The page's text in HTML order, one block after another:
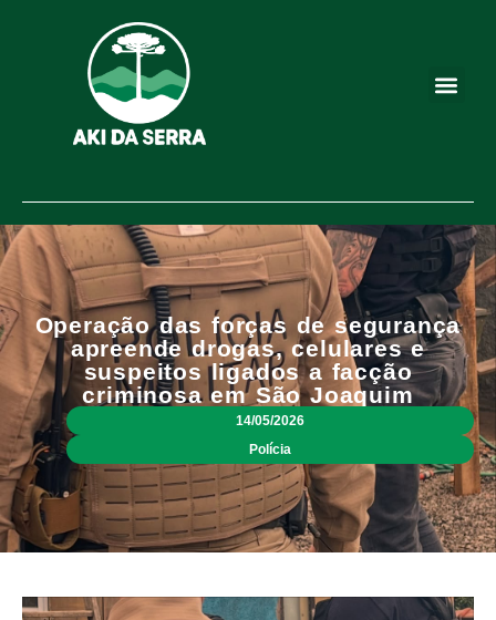
Operação das forças de segurança
apreende drogas, celulares e
suspeitos ligados a facção
criminosa em São Joaquim
14/05/2026
Polícia